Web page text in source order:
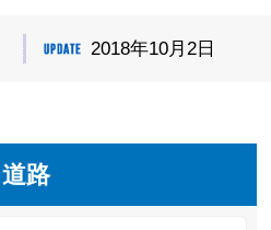
2018年10月2日
道路